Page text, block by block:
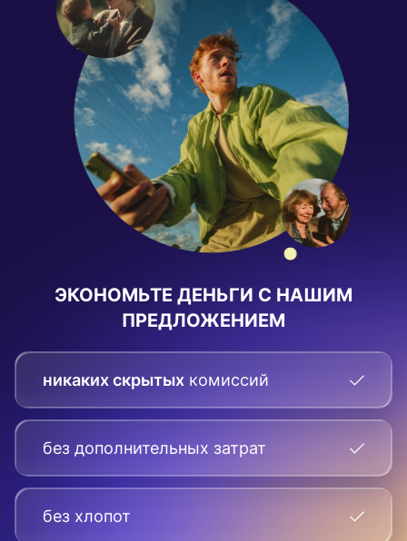
ЭКОНОМЬТЕ ДЕНЬГИ С НАШИМ
ПРЕДЛОЖЕНИЕМ
никаких скрытых комиссий
без дополнительных затрат
без хлопот